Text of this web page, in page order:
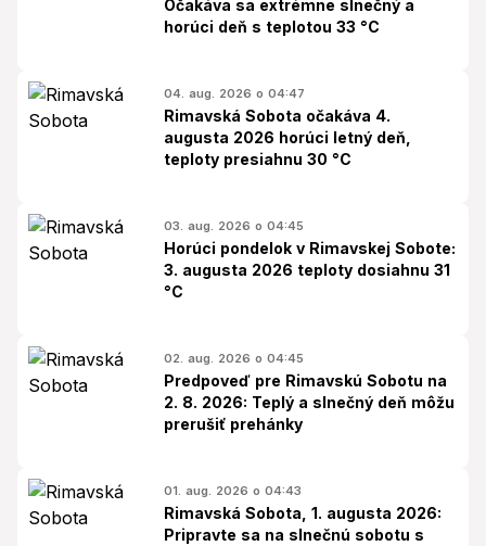
Očakáva sa extrémne slnečný a
horúci deň s teplotou 33 °C
04. aug. 2026 o 04:47
Rimavská Sobota očakáva 4.
augusta 2026 horúci letný deň,
teploty presiahnu 30 °C
03. aug. 2026 o 04:45
Horúci pondelok v Rimavskej Sobote:
3. augusta 2026 teploty dosiahnu 31
°C
02. aug. 2026 o 04:45
Predpoveď pre Rimavskú Sobotu na
2. 8. 2026: Teplý a slnečný deň môžu
prerušiť prehánky
01. aug. 2026 o 04:43
Rimavská Sobota, 1. augusta 2026:
Pripravte sa na slnečnú sobotu s